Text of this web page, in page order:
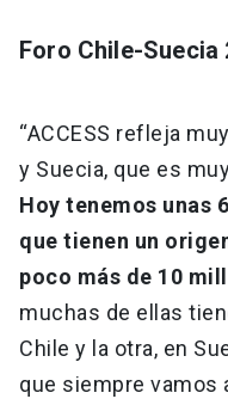
Foro Chile-Suecia
“ACCESS refleja
y Suecia, que es
Hoy tenemos unas
que tienen un
poco más de 10
muchas de ellas
Chile y la otra, en
que siempre vamos